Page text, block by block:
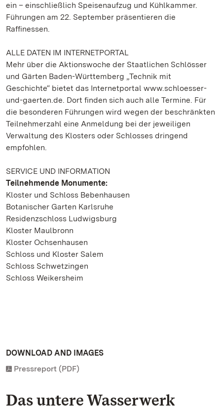
ein – einschließlich Speisenaufzug und Kühlkammer.
Führungen am 22. September präsentieren die
Raffinessen.
ALLE DATEN IM INTERNETPORTAL
Mehr über die Aktionswoche der Staatlichen Schlösser
und Gärten Baden-Württemberg „Technik mit
Geschichte“ bietet das Internetportal www.schloesser-
und-gaerten.de. Dort finden sich auch alle Termine. Für
die besonderen Führungen wird wegen der beschränkten
Teilnehmerzahl eine Anmeldung bei der jeweiligen
Verwaltung des Klosters oder Schlosses dringend
empfohlen.
SERVICE UND INFORMATION
Teilnehmende Monumente:
Kloster und Schloss Bebenhausen
Botanischer Garten Karlsruhe
Residenzschloss Ludwigsburg
Kloster Maulbronn
Kloster Ochsenhausen
Schloss und Kloster Salem
Schloss Schwetzingen
Schloss Weikersheim
DOWNLOAD AND IMAGES
Pressreport (PDF)
Das untere Wasserwerk